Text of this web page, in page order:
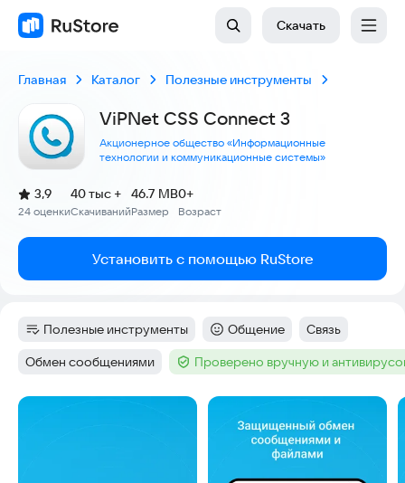
Скачать
Главная Каталог Полезные инструменты
ViPNet CSS Connect 3
Акционерное общество «Информационные
технологии и коммуникационные системы»
Рейтинг:
3,9
(
24 оценки
)
Скачиваний
40 тыс +
Размер
46.7 MB
Возраст
0+
Установить с помощью RuStore
Категория:
Полезные инструменты Категория:
Общение Тег:
Связь
Тег:
Обмен сообщениями Тег :Проверено вручную и
Скриншоты